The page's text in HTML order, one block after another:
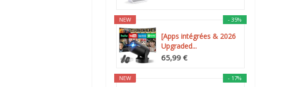
- 35%
NEW
[Apps intégrées & 2026
Upgraded...
65,99 €
- 17%
NEW